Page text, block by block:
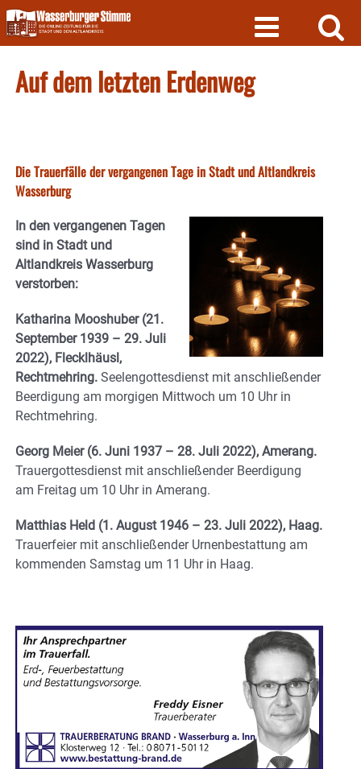
Skip
to
content
Auf dem letzten Erdenweg
Die Trauerfälle der vergangenen Tage in Stadt und Altlandkreis
Wasserburg
In den vergangenen Tagen
sind in Stadt und
Altlandkreis Wasserburg
verstorben:
Katharina Mooshuber (21.
September 1939 – 29. Juli
2022), Flecklhäusl,
Rechtmehring. Seelengottesdienst mit anschließender
Beerdigung am morgigen Mittwoch um 10 Uhr in
Rechtmehring.
Georg Meier (6. Juni 1937 – 28. Juli 2022), Amerang.
Trauergottesdienst mit anschließender Beerdigung
am Freitag um 10 Uhr in Amerang.
Matthias Held (1. August 1946 – 23. Juli 2022), Haag.
Trauerfeier mit anschließender Urnenbestattung am
kommenden Samstag um 11 Uhr in Haag.